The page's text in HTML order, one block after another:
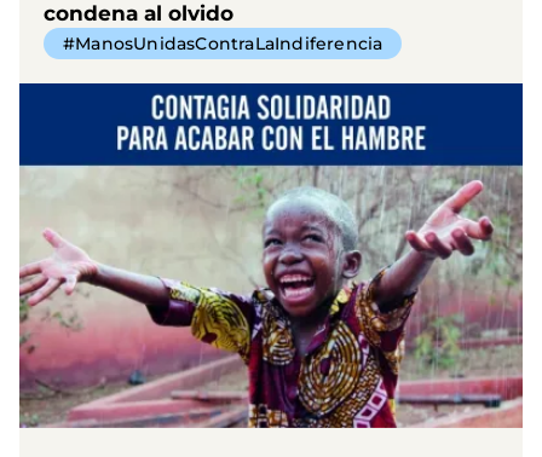
condena al olvido
#ManosUnidasContraLaIndiferencia